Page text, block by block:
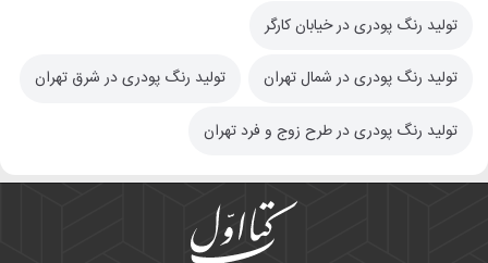
تولید رنگ پودری در خیابان کارگر
تولید رنگ پودری در شمال تهران تولید رنگ پودری در شرق تهران
تولید رنگ پودری در طرح زوج و فرد تهران